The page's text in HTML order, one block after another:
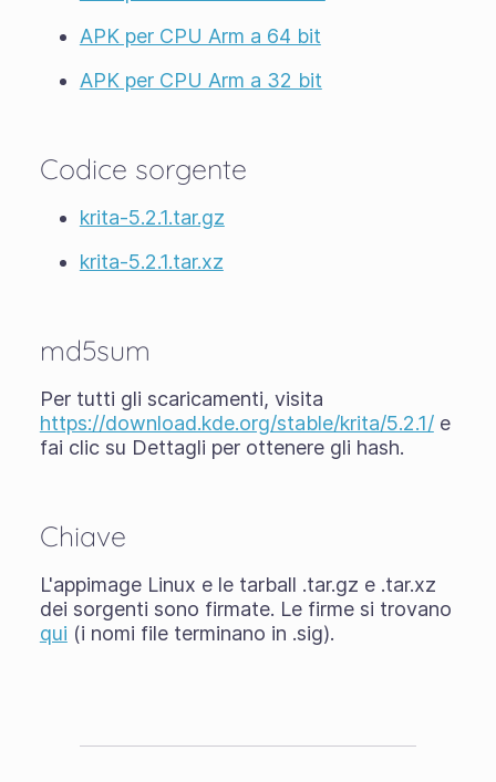
APK per CPU Arm a 64 bit
APK per CPU Arm a 32 bit
Codice sorgente
krita-5.2.1.tar.gz
krita-5.2.1.tar.xz
md5sum
Per tutti gli scaricamenti, visita
https://download.kde.org/stable/krita/5.2.1/e
fai clic su Dettagli per ottenere gli hash.
Chiave
L'appimage Linux e le tarball .tar.gz e .tar.xz
dei sorgenti sono firmate. Le firme si trovano
qui (i nomi file terminano in .sig).